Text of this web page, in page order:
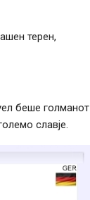
терен,
беше голманот
славје.